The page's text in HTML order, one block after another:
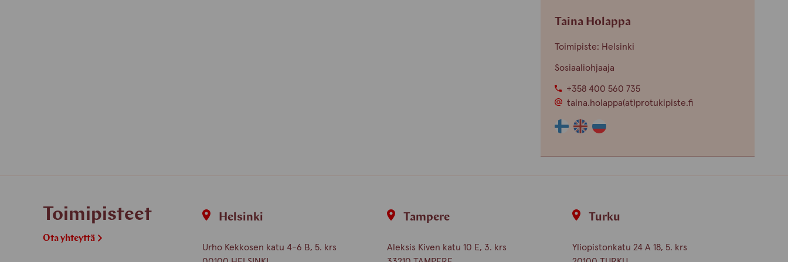
Taina Holappa
Toimipiste: Helsinki
Sosiaaliohjaaja
+358 400 560 735
taina.holappa(at)protukipiste.fi
Henkilön
kieli
Henkilön
kieli
Henkilön
kieli
Toimipisteet
Ota yhteyttä
Helsinki
Urho Kekkosen katu 4-6 B, 5. krs
Tampere
Aleksis Kiven katu 10 E, 3. krs
Turku
Yliopistonkatu 24 A 18, 5. krs